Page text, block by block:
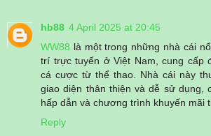
hb88 4 April 2025 at 20:45
WW88 là một trong những nhà cái
trí trực tuyến ở Việt Nam, cung cấp
cá cược từ thể thao. Nhà cái này
giao diện thân thiện và dễ sử dụng,
hấp dẫn và chương trình khuyến mãi
Reply